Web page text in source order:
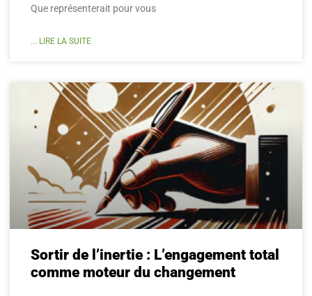
Que représenterait pour vous
... LIRE LA SUITE
Sortir de l’inertie : L’engagement total
comme moteur du changement